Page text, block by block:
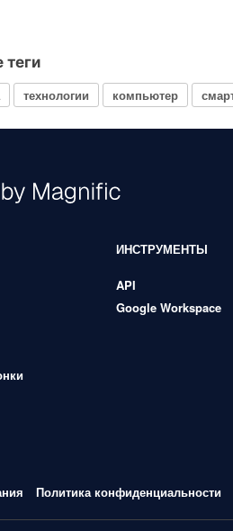
теги
технологии компьютер
ИНСТРУМЕНТЫ
API
Google Workspace
Политика конфиденциальности